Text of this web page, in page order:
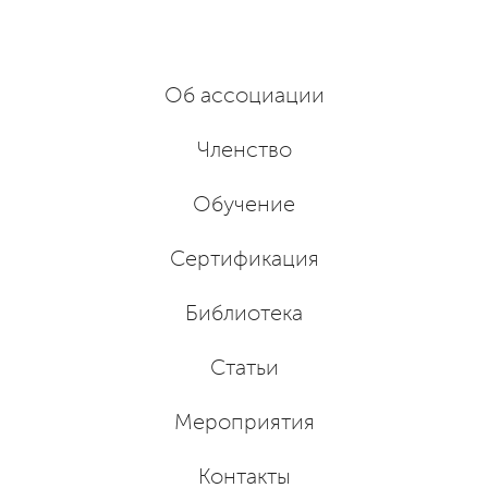
Об ассоциации
Членство
Обучение
Сертификация
Библиотека
Статьи
Мероприятия
Контакты